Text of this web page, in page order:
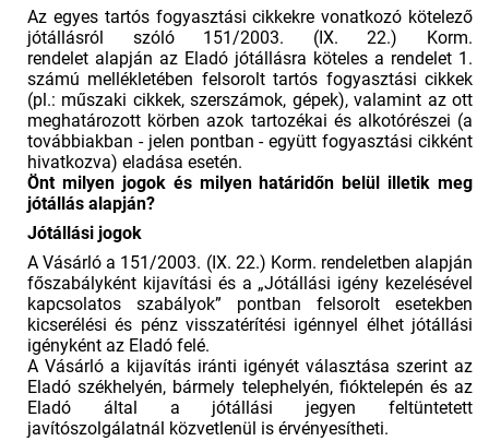
Az egyes tartós fogyasztási cikkekre vonatkozó kötelező
jótállásról szóló 151/2003. (IX. 22.) Korm.
rendelet alapján az Eladó jótállásra köteles a rendelet 1.
számú mellékletében felsorolt tartós fogyasztási cikkek
(pl.: műszaki cikkek, szerszámok, gépek), valamint az ott
meghatározott körben azok tartozékai és alkotórészei (a
továbbiakban - jelen pontban - együtt fogyasztási cikként
hivatkozva) eladása esetén.
Önt milyen jogok és milyen határidőn belül illetik meg
jótállás alapján?
Jótállási jogok
A Vásárló a 151/2003. (IX. 22.) Korm. rendeletben alapján
főszabályként kijavítási és a „Jótállási igény kezelésével
kapcsolatos szabályok” pontban felsorolt esetekben
kicserélési és pénz visszatérítési igénnyel élhet jótállási
igényként az Eladó felé.
A Vásárló a kijavítás iránti igényét választása szerint az
Eladó székhelyén, bármely telephelyén, fióktelepén és az
Eladó által a jótállási jegyen feltüntetett
javítószolgálatnál közvetlenül is érvényesítheti.